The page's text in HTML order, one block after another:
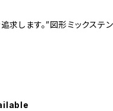
求します。”図形ミックステ